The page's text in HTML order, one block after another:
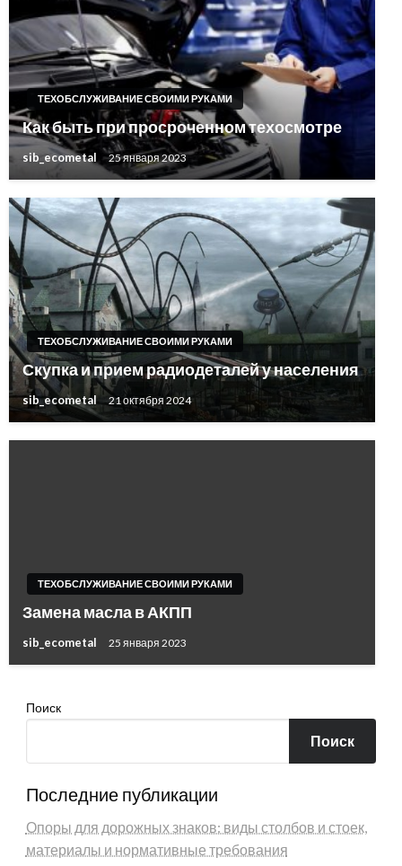
ТЕХОБСЛУЖИВАНИЕ СВОИМИ РУКАМИ
Как быть при просроченном техосмотре
sib_ecometal 25 января 2023
ТЕХОБСЛУЖИВАНИЕ СВОИМИ РУКАМИ
Скупка и прием радиодеталей у населения
sib_ecometal 21 октября 2024
ТЕХОБСЛУЖИВАНИЕ СВОИМИ РУКАМИ
Замена масла в АКПП
sib_ecometal 25 января 2023
Поиск
Поиск
Последние публикации
Опоры для дорожных знаков: виды столбов и стоек,
материалы и нормативные требования